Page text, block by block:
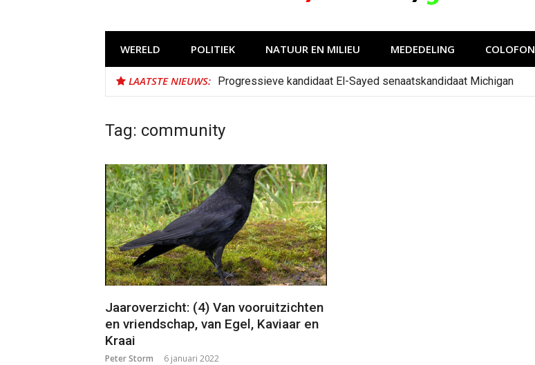
WERELD POLITIEK NATUUR EN MILIEU MEDEDELING COLOFON
LAATSTE NIEUWS: Progressieve kandidaat El-Sayed senaatskandidaat Michigan
Tag: community
Jaaroverzicht: (4) Van vooruitzichten
en vriendschap, van Egel, Kaviaar en
Kraai
Peter Storm 6 januari 2022